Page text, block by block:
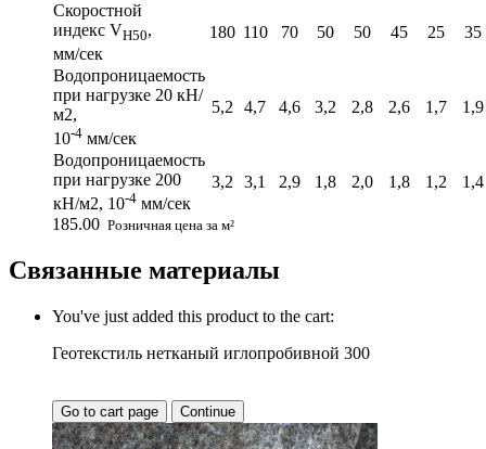
Скоростной
индекс VH50,
мм/сек
180 110 70 50 50 45 25 35
Водопроницаемость
при нагрузке 20 кН/
м2,
10-4 мм/сек
5,2 4,7 4,6 3,2 2,8 2,6 1,7 1,9
Водопроницаемость
при нагрузке 200
кН/м2, 10-4 мм/сек
3,2 3,1 2,9 1,8 2,0 1,8 1,2 1,4
185.00 Розничная цена за м²
Связанные материалы
You've just added this product to the cart:
Геотекстиль нетканый иглопробивной 300
Go to cart page Continue